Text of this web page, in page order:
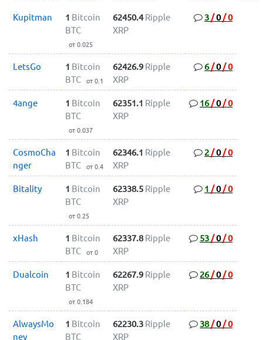
Kupitman 1 Bitcoin
BTC
от 0.025
62450.4 Ripple
XRP
3 /0/0
LetsGo 1 Bitcoin
BTC
от 0.1
62426.9 Ripple
XRP
6/0/0
4ange 1 Bitcoin
BTC
от 0.037
62351.1 Ripple
XRP
16/0/0
CosmoCha
nger
1 Bitcoin
BTC
от 0.4
62346.1 Ripple
XRP
2 /0/0
Bitality 1 Bitcoin
BTC
от 0.25
62338.5 Ripple
XRP
1 /0/0
xHash 1 Bitcoin
BTC
от 0
62337.8 Ripple
XRP
53 /0/0
Dualcoin 1 Bitcoin
BTC
от 0.184
62267.9 Ripple
XRP
26/0/0
AlwaysMo
ney
1 Bitcoin
BTC
62230.3 Ripple
XRP
38/0/0